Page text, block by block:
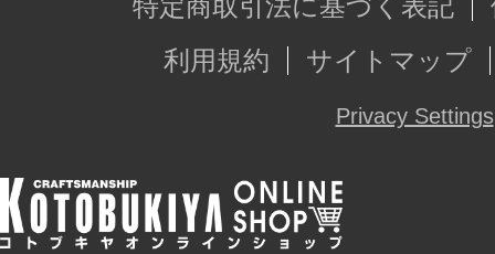
利用規約
サイトマップ
Privacy Settings